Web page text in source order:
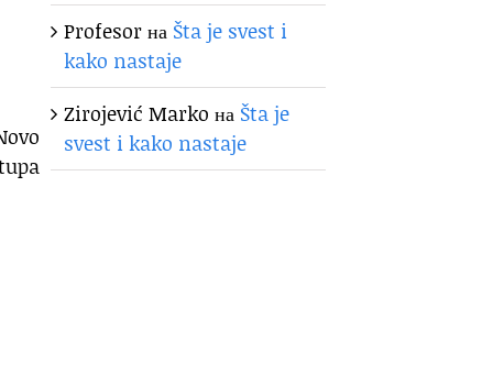
Profesorна Šta je svest i
kako nastaje
Zirojević Marko на Šta je
svest i kako nastaje